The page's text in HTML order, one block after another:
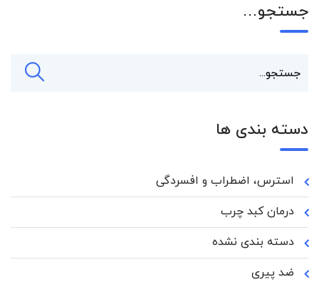
جستجو…
دسته بندی ها
استرس، اضطراب و افسردگی
درمان کبد چرب
دسته بندی نشده
ضد پیری